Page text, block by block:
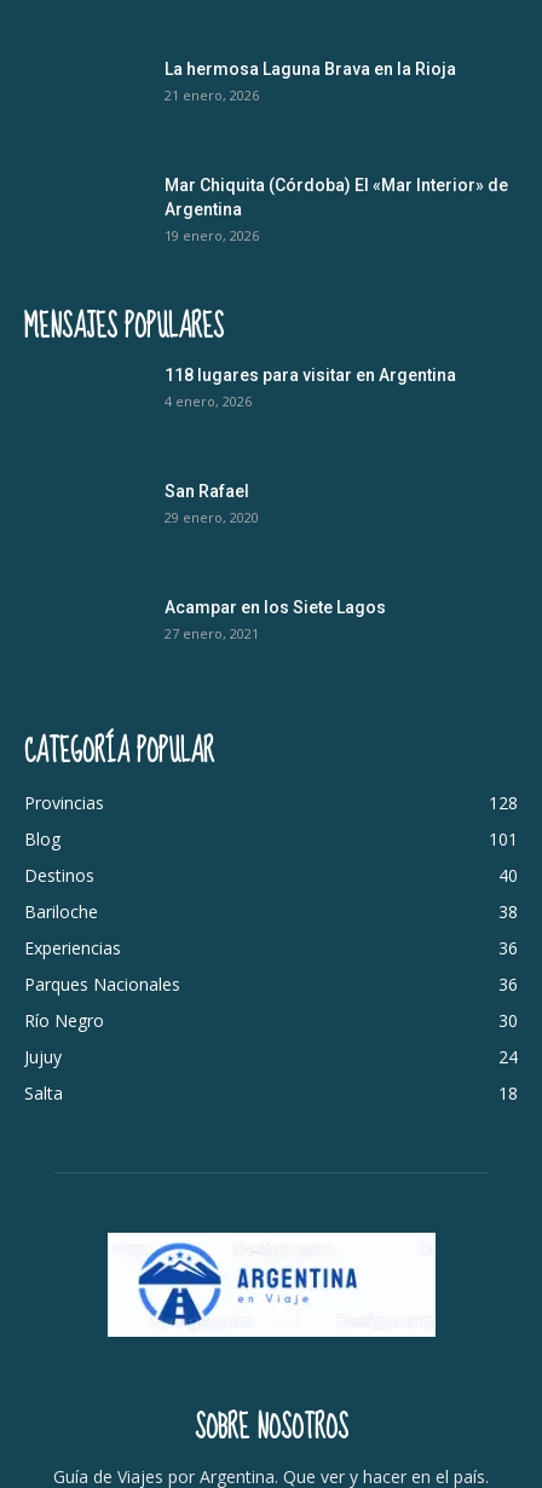
La hermosa Laguna Brava en la Rioja
21 enero, 2026
Mar Chiquita (Córdoba) El «Mar Interior» de
Argentina
19 enero, 2026
MENSAJES POPULARES
118 lugares para visitar en Argentina
4 enero, 2026
San Rafael
29 enero, 2020
Acampar en los Siete Lagos
27 enero, 2021
CATEGORÍA POPULAR
Provincias
128
Blog
101
Destinos
40
Bariloche
38
Experiencias
36
Parques Nacionales
36
Río Negro
30
Jujuy
24
Salta
18
SOBRE NOSOTROS
Guía de Viajes por Argentina. Que ver y hacer en el país.